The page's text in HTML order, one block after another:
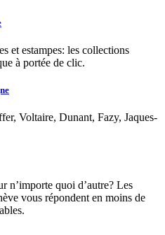
et estampes: les collections
à portée de clic.
Voltaire, Dunant, Fazy, Jaques-
n’importe quoi d’autre? Les
vous répondent en moins de